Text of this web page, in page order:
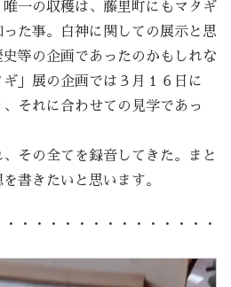
一の収穫は、藤里町にもマタギ
た事。白神に関しての展示と思
等の企画であったのかもしれな
」展の企画では３月１６日に
それに合わせての見学であっ
その全てを録音してきた。まと
書きたいと思います。
・・・・・・・・・・・・・・